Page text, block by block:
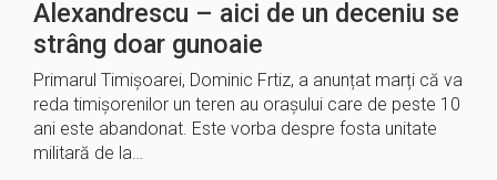
Alexandrescu – aici de un deceniu se
strâng doar gunoaie
Primarul Timișoarei, Dominic Frtiz, a anunțat marți că va
reda timișorenilor un teren au orașului care de peste 10
ani este abandonat. Este vorba despre fosta unitate
militară de la…